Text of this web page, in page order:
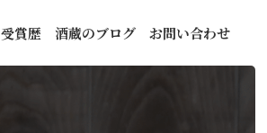
受賞歴 酒蔵のブログ お問い合わせ